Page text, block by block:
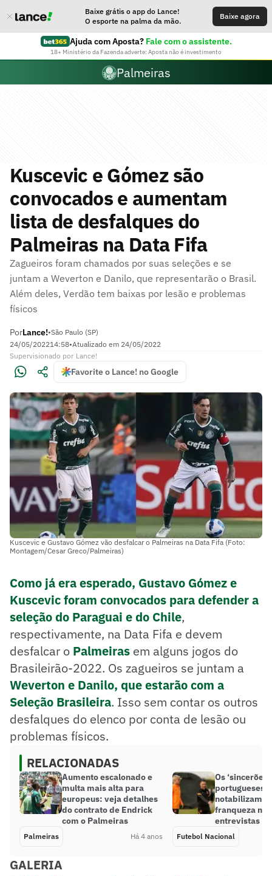
Baixe grátis o app do Lance!
O esporte na palma da mão.
Baixe agora
Ajuda com Aposta? Fale com o assistente.
18+ Ministério da Fazenda adverte: Aposta não é investimento
Palmeiras
Kuscevic e Gómez são
convocados e aumentam
lista de desfalques do
Palmeiras na Data Fifa
Zagueiros foram chamados por suas seleções e se
juntam a Weverton e Danilo, que representarão o Brasil.
Além deles, Verdão tem baixas por lesão e problemas
físicos
PorLance!•São Paulo (SP)
24/05/202214:58•Atualizado em 24/05/2022
Supervisionado por Lance!
Favorite o Lance! no Google
Kuscevic e Gustavo Gómez vão desfalcar o Palmeiras na Data Fifa (Foto:
Montagem/Cesar Greco/Palmeiras)
Como já era esperado, Gustavo Gómez e
Kuscevic foram convocados para defender a
seleção do Paraguai e do Chile,
respectivamente, na Data Fifa e devem
desfalcar o Palmeiras em alguns jogos do
Brasileirão-2022. Os zagueiros se juntam a
Weverton e Danilo, que estarão com a
Seleção Brasileira. Isso sem contar os outros
desfalques do elenco por conta de lesão ou
problemas físicos.
RELACIONADAS
Aumento escalonado e
multa mais alta para
europeus: veja detalhes
do contrato de Endrick
com o Palmeiras
Palmeiras Há 4 anos
Os
portugueses
notabilizam
franqueza nas
entrevistas
Futebol Nacional
GALERIA